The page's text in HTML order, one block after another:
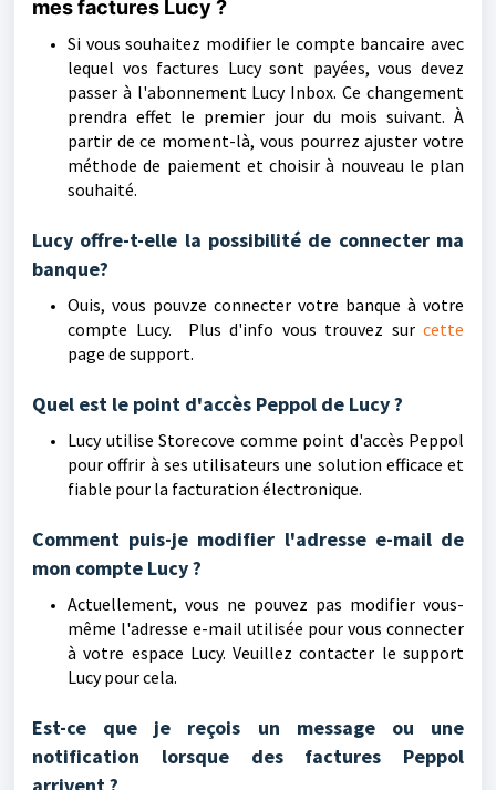
mes factures Lucy ?
Si vous souhaitez modifier le compte bancaire avec
lequel vos factures Lucy sont payées, vous devez
passer à l'abonnement Lucy Inbox. Ce changement
prendra effet le premier jour du mois suivant. À
partir de ce moment-là, vous pourrez ajuster votre
méthode de paiement et choisir à nouveau le plan
souhaité.
Lucy offre-t-elle la possibilité de connecter ma
banque?
Ouis, vous pouvze connecter votre banque à votre
compte Lucy. Plus d'info vous trouvez sur cette
page de support.
Quel est le point d'accès Peppol de Lucy ?
Lucy utilise Storecove comme point d'accès Peppol
pour offrir à ses utilisateurs une solution efficace et
fiable pour la facturation électronique.
Comment puis-je modifier l'adresse e-mail de
mon compte Lucy ?
Actuellement, vous ne pouvez pas modifier vous-
même l'adresse e-mail utilisée pour vous connecter
à votre espace Lucy. Veuillez contacter le support
Lucy pour cela.
Est-ce que je reçois un message ou une
notification lorsque des factures Peppol